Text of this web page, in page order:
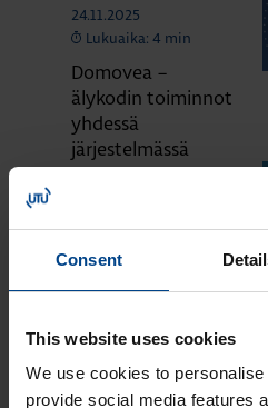
Consent
This website uses cookies
We use cookies to
provide social media features
24.11.2025
Lukuaika: 4 min
Domovea –
älykodin toiminnot
yhdessä
järjestelmässä
Matter – uusi
Uuden sukupolven